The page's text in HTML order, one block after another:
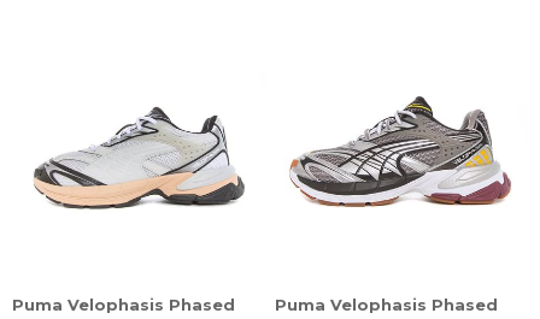
Puma Velophasis Phased
Puma Velophasis Phased